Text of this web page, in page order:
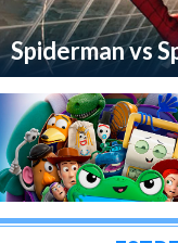
Spiderman vs